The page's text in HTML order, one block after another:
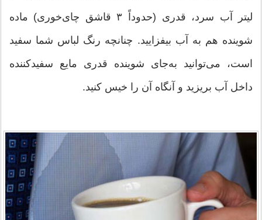
لیتر آب سرد، قدری (حدوداً ۳ قاشق چای‌خوری) ماده
شوینده هم به آب بیفزایید. چنانچه رنگ لباس شما سفید
است، می‌توانید به‌جای شوینده قدری مایع سفیدکننده
داخل آب بریزید و آنگاه آن را خیس کنید.